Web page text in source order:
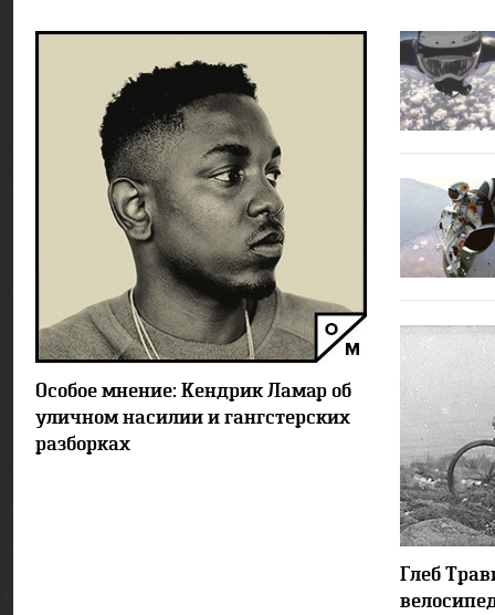
Особое мнение: Кендрик Ламар об
уличном насилии и гангстерских
разборках
Глеб